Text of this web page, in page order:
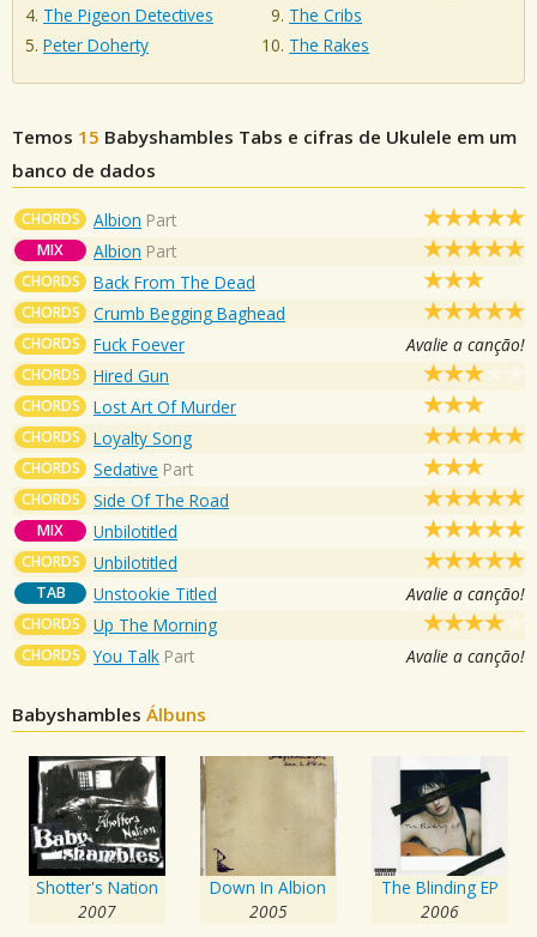
The Pigeon Detectives
Peter Doherty
The Cribs
The Rakes
Temos 15 Babyshambles Tabs e cifras de Ukulele em um
banco de dados
CHORDS Albion Part
MIX Albion Part
CHORDS Back From The Dead
CHORDS Crumb Begging Baghead
CHORDS Fuck Foever Avalie a canção!
CHORDS Hired Gun
CHORDS Lost Art Of Murder
CHORDS Loyalty Song
CHORDS Sedative Part
CHORDS Side Of The Road
MIX Unbilotitled
CHORDS Unbilotitled
TAB Unstookie Titled Avalie a canção!
CHORDS Up The Morning
CHORDS You Talk Part Avalie a canção!
Babyshambles Álbuns
Shotter's Nation
2007
Down In Albion
2005
The Blinding EP
2006